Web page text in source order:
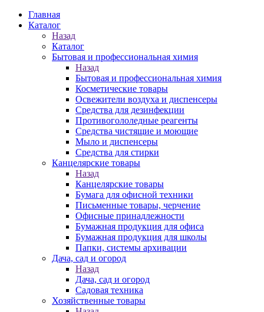
Главная
Каталог
Назад
Каталог
Бытовая и профессиональная химия
Назад
Бытовая и профессиональная химия
Косметические товары
Освежители воздуха и диспенсеры
Средства для дезинфекции
Противогололедные реагенты
Средства чистящие и моющие
Мыло и диспенсеры
Средства для стирки
Канцелярские товары
Назад
Канцелярские товары
Бумага для офисной техники
Письменные товары, черчение
Офисные принадлежности
Бумажная продукция для офиса
Бумажная продукция для школы
Папки, системы архивации
Дача, сад и огород
Назад
Дача, сад и огород
Садовая техника
Хозяйственные товары